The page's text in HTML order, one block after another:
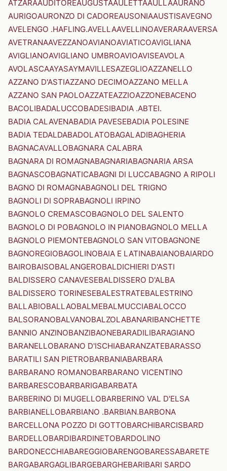
ATZARAAUDITOREAUGUSTAAULETTAAULLAAURANO
AURIGOAURONZO DI CADOREAUSONIAAUSTISAVEGNO
AVELENGO .HAFLING.AVELLAAVELLINOAVERARAAVERSA
AVETRANAAVEZZANOAVIANOAVIATICOAVIGLIANA
AVIGLIANOAVIGLIANO UMBROAVIOAVISEAVOLA
AVOLASCAAYASAYMAVILLESAZEGLIOAZZANELLO
AZZANO D'ASTIAZZANO DECIMOAZZANO MELLA
AZZANO SAN PAOLOAZZATEAZZIOAZZONEBACENO
BACOLIBADALUCCOBADESIBADIA .ABTEI.
BADIA CALAVENABADIA PAVESEBADIA POLESINE
BADIA TEDALDABADOLATOBAGALADIBAGHERIA
BAGNACAVALLOBAGNARA CALABRA
BAGNARA DI ROMAGNABAGNARIABAGNARIA ARSA
BAGNASCOBAGNATICABAGNI DI LUCCABAGNO A RIPOLI
BAGNO DI ROMAGNABAGNOLI DEL TRIGNO
BAGNOLI DI SOPRABAGNOLI IRPINO
BAGNOLO CREMASCOBAGNOLO DEL SALENTO
BAGNOLO DI POBAGNOLO IN PIANOBAGNOLO MELLA
BAGNOLO PIEMONTEBAGNOLO SAN VITOBAGNONE
BAGNOREGIOBAGOLINOBAIA E LATINABAIANOBAIARDO
BAIROBAISOBALANGEROBALDICHIERI D'ASTI
BALDISSERO CANAVESEBALDISSERO D'ALBA
BALDISSERO TORINESEBALESTRATEBALESTRINO
BALLABIOBALLAOBALMEBALMUCCIABALOCCO
BALSORANOBALVANOBALZOLABANARIBANCHETTE
BANNIO ANZINOBANZIBAONEBARADILIBARAGIANO
BARANELLOBARANO D'ISCHIABARANZATEBARASSO
BARATILI SAN PIETROBARBANIABARBARA
BARBARANO ROMANOBARBARANO VICENTINO
BARBARESCOBARBARIGABARBATA
BARBERINO DI MUGELLOBARBERINO VAL D'ELSA
BARBIANELLOBARBIANO .BARBIAN.BARBONA
BARCELLONA POZZO DI GOTTOBARCHIBARCISBARD
BARDELLOBARDIBARDINETOBARDOLINO
BARDONECCHIABAREGGIOBARENGOBARESSABARETE
BARGABARGAGLIBARGEBARGHEBARIBARI SARDO